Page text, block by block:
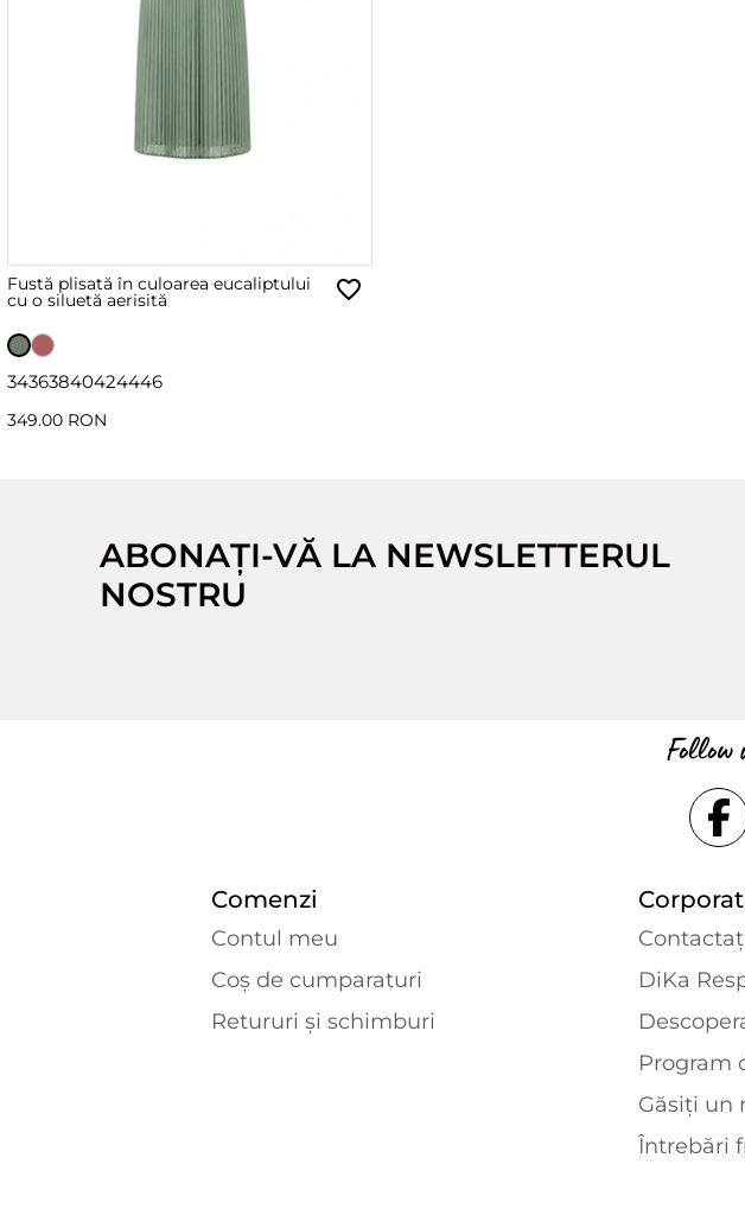
Fustă plisată în culoarea eucaliptului
cu o siluetă aerisită
34363840424446
349.00 RON
ABONAȚI-VĂ LA NEWSLETTERUL
NOSTRU
Follow
Comenzi
Contul meu
Coș de cumparaturi
Retururi și schimburi
DiKa
Program
Găsiți un
Întrebări